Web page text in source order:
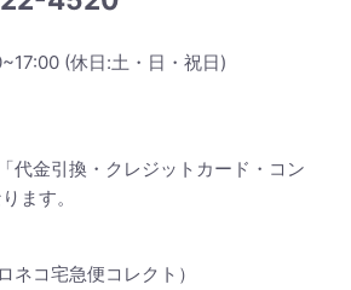
(休日:土・日・祝日)
代金引換・クレジットカード・コン
ます。
ネコ宅急便コレクト）